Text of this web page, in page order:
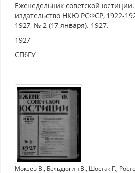
Еженедельник советской
издательство НКЮ РСФСР, 1922-
1927, № 2 (17 января). 1927.
1927
СПбГУ
Мокеев В., Бельдюгин В., Шостак Г.,